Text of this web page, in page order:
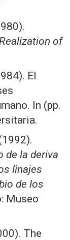
of
El
In (pp.
de la deriva
linajes
de los
Museo
The